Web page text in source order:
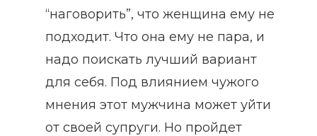
“наговорить”, что женщина ему не
подходит. Что она ему не пара, и
надо поискать лучший вариант
для себя. Под влиянием чужого
мнения этот мужчина может уйти
от своей супруги. Но пройдет